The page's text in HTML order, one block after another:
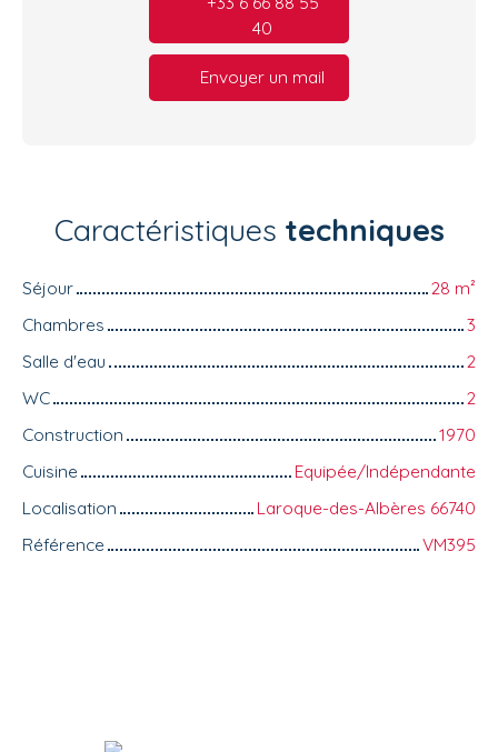
40
Envoyer un mail
Caractéristiques techniques
Séjour 28 m²
Chambres
3
Salle d'eau
2
WC
2
Construction
1970
Cuisine
Equipée/Indépendante
Localisation
Laroque-des-Albères 66740
Référence
VM395